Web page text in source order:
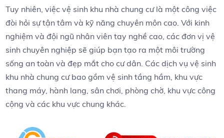
Tuy nhiên, việc vệ sinh khu nhà chung cư là một công việc
đòi hỏi sự tận tâm và kỹ năng chuyên môn cao. Với kinh
nghiệm và đội ngũ nhân viên tay nghề cao, các đơn vị vệ
sinh chuyên nghiệp sẽ giúp bạn tạo ra một môi trường
sống an toàn và đẹp mắt cho cư dân. Các dịch vụ vệ sinh
khu nhà chung cư bao gồm vệ sinh tầng hầm, khu vực
thang máy, hành lang, sân chơi, phòng chờ, khu vực công
cộng và các khu vực chung khác.